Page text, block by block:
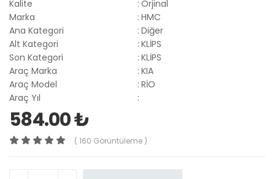
Kalite
: Orjinal
Marka
: HMC
Ana Kategori
: Diğer
Alt Kategori
: KLİPS
Son Kategori
: KLİPS
Araç Marka
: KIA
Araç Model
: RİO
Araç Yıl
:
584.00 ₺
( 160 Görüntüleme )